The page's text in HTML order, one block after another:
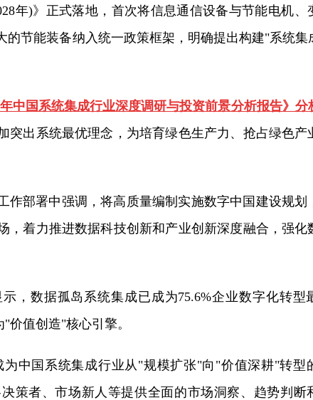
年)》正式落地，首次将信息通信设备与节能电机、
的节能装备纳入统一政策框架，明确提出构建"系统集
中国系统集成行业深度调研与投资前景分析报告》分
突出系统最优理念，为培育绿色生产力、抢占绿色产
作部署中强调，将高质量编制实施数字中国建设规划
，着力推进数据科技创新和产业创新深度融合，强化
，数据孤岛系统集成已成为75.6%企业数字化转型
价值创造"核心引擎。
为中国系统集成行业从"规模扩张"向"价值深耕"转型
策者、市场新人等提供全面的市场洞察、趋势判断